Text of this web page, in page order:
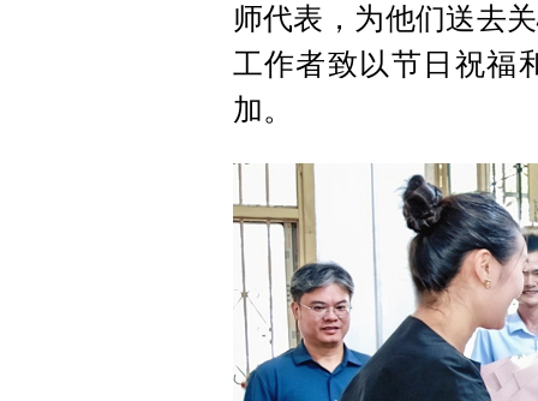
师代表，为他们送去
工作者致以节日祝福
加。